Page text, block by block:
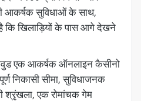
आकर्षक सुविधाओं के साथ,
कि खिलाड़ियों के पास आगे देखने
एक आकर्षक ऑनलाइन कैसीनो
निकासी सीमा, सुविधाजनक
श्रृंखला, एक रोमांचक गेम